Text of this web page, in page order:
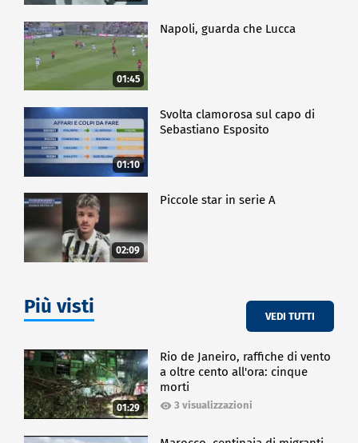
01:45
Napoli, guarda che Lucca
01:10
Svolta clamorosa sul capo di
Sebastiano Esposito
02:09
Piccole star in serie A
Più visti VEDI TUTTI
01:29
Rio de Janeiro, raffiche di vento
a oltre cento all'ora: cinque
morti
3 visualizzazioni